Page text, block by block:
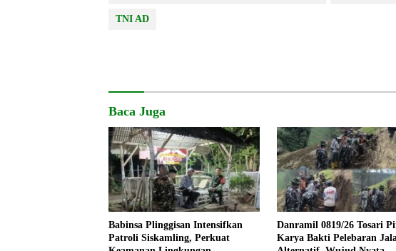
TNI AD
Baca Juga
Babinsa Plinggisan Intensifkan
Patroli Siskamling, Perkuat
Danramil 0819/26 Tosari
Karya Bakti Pelebaran